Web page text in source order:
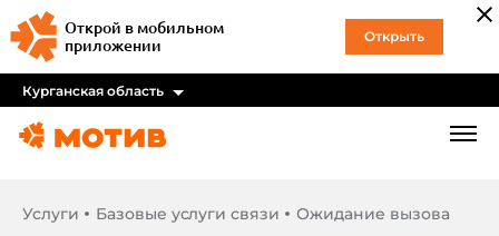
Открой в мобильном
приложении
Открыть
Курганская область
Услуги Базовые услуги связи Ожидание вызова